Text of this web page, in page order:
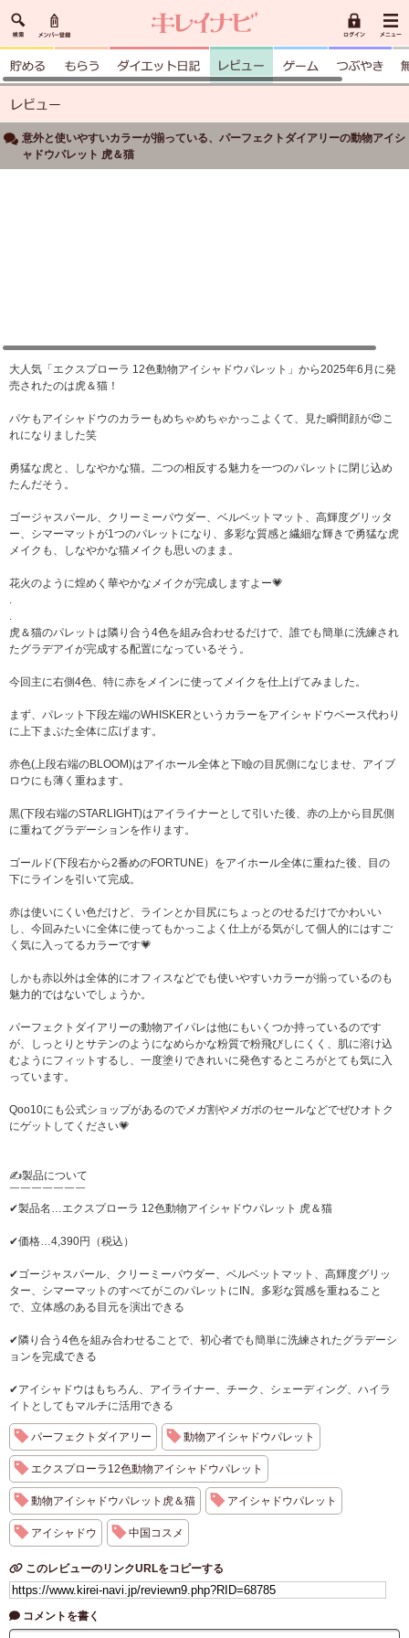
意外と使いやすいカラーが揃っている、パーフェクトダイアリーの動物アイシ
ャドウパレット 虎＆猫
大人気「エクスプローラ 12色動物アイシャドウパレット」から2025年6月に発
売されたのは虎＆猫！
パケもアイシャドウのカラーもめちゃめちゃかっこよくて、見た瞬間顔が😍こ
れになりました笑
勇猛な虎と、しなやかな猫。二つの相反する魅力を一つのパレットに閉じ込め
たんだそう。
ゴージャスパール、クリーミーパウダー、ベルベットマット、高輝度グリッタ
ー、シマーマットが1つのパレットになり、多彩な質感と繊細な輝きで勇猛な虎
メイクも、しなやかな猫メイクも思いのまま。
花火のように煌めく華やかなメイクが完成しますよー💗
.
.
虎＆猫のパレットは隣り合う4色を組み合わせるだけで、誰でも簡単に洗練され
たグラデアイが完成する配置になっているそう。
今回主に右側4色、特に赤をメインに使ってメイクを仕上げてみました。
まず、パレット下段左端のWHISKERというカラーをアイシャドウベース代わり
に上下まぶた全体に広げます。
赤色(上段右端のBLOOM)はアイホール全体と下瞼の目尻側になじませ、アイブ
ロウにも薄く重ねます。
黒(下段右端のSTARLIGHT)はアイライナーとして引いた後、赤の上から目尻側
に重ねてグラデーションを作ります。
ゴールド(下段右から2番めのFORTUNE）をアイホール全体に重ねた後、目の
下にラインを引いて完成。
赤は使いにくい色だけど、ラインとか目尻にちょっとのせるだけでかわいい
し、今回みたいに全体に使ってもかっこよく仕上がる気がして個人的にはすご
く気に入ってるカラーです💗
しかも赤以外は全体的にオフィスなどでも使いやすいカラーが揃っているのも
魅力的ではないでしょうか。
パーフェクトダイアリーの動物アイパレは他にもいくつか持っているのです
が、しっとりとサテンのようになめらかな粉質で粉飛びしにくく、肌に溶け込
むようにフィットするし、一度塗りできれいに発色するところがとても気に入
っています。
Qoo10にも公式ショップがあるのでメガ割やメガポのセールなどでぜひオトク
にゲットしてください💗
✍製品について
￣￣￣￣￣￣￣
✔製品名…エクスプローラ 12色動物アイシャドウパレット 虎＆猫
✔価格…4,390円（税込）
✔ゴージャスパール、クリーミーパウダー、ベルベットマット、高輝度グリッ
ター、シマーマットのすべてがこのパレットにIN。多彩な質感を重ねること
で、立体感のある目元を演出できる
✔隣り合う4色を組み合わせることで、初心者でも簡単に洗練されたグラデーシ
ョンを完成できる
✔アイシャドウはもちろん、アイライナー、チーク、シェーディング、ハイラ
イトとしてもマルチに活用できる
パーフェクトダイアリー 動物アイシャドウパレット
エクスプローラ12色動物アイシャドウパレット
動物アイシャドウパレット虎＆猫 アイシャドウパレット
アイシャドウ 中国コスメ
このレビューのリンクURLをコピーする
コメントを書く